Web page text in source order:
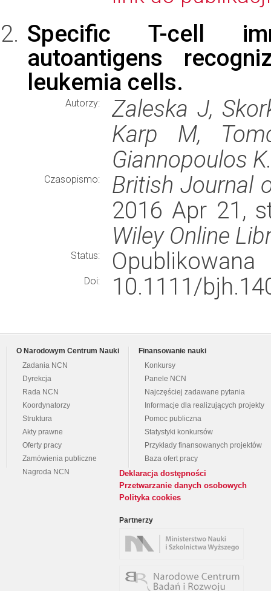
Specific T-cell
autoantigens
leukemia cells.
Autorzy:
Zaleska J,
Karp M,
Giannopoulos
Czasopismo:
British Journal
2016 Apr 21,
Wiley Online
Status: Opublikowana
Doi: 10.1111/
O Narodowym Centrum Nauki
Zadania NCN
Dyrekcja
Rada NCN
Koordynatorzy
Struktura
Akty prawne
Oferty pracy
Zamówienia publiczne
Nagroda NCN
Finansowanie nauki
Konkursy
Panele NCN
Najczęściej zadawane pytania
Informacje dla realizujących projekty
Pomoc publiczna
Statystyki konkursów
Przykłady finansowanych projektów
Baza ofert pracy
Deklaracja dostępności
Przetwarzanie danych osobowych
Polityka cookies
Partnerzy